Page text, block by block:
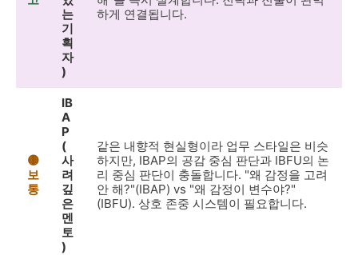
는
기
획
자
)
하게 연결됩니다.
🟡
보
통
IB
A
P
(
사
려
깊
은
멘
토
)
같은 내향적 현실형이라 업무 스타일은 비슷
하지만, IBAP의 공감 중심 판단과 IBFU의 논
리 중심 판단이 충돌합니다. "왜 감정을 고려
안 해?"(IBAP) vs "왜 감정이 변수야?"
(IBFU). 상호 존중 시스템이 필요합니다.